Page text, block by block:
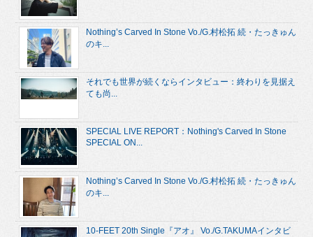
Nothing’s Carved In Stone Vo./G.村松拓 続・たっきゅん
のキ...
それでも世界が続くならインタビュー：終わりを見据え
ても尚...
SPECIAL LIVE REPORT：Nothing's Carved In Stone
SPECIAL ON...
Nothing’s Carved In Stone Vo./G.村松拓 続・たっきゅん
のキ...
10-FEET 20th Single『アオ』 Vo./G.TAKUMAインタビ